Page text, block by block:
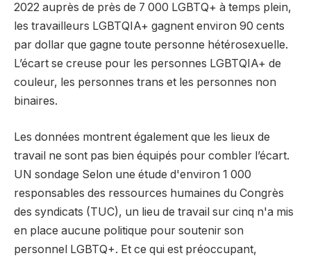
2022 auprès de près de 7 000 LGBTQ+ à temps plein,
les travailleurs LGBTQIA+ gagnent environ 90 cents
par dollar que gagne toute personne hétérosexuelle.
L’écart se creuse pour les personnes LGBTQIA+ de
couleur, les personnes trans et les personnes non
binaires.
Les données montrent également que les lieux de
travail ne sont pas bien équipés pour combler l’écart.
UN sondage Selon une étude d'environ 1 000
responsables des ressources humaines du Congrès
des syndicats (TUC), un lieu de travail sur cinq n'a mis
en place aucune politique pour soutenir son
personnel LGBTQ+. Et ce qui est préoccupant,